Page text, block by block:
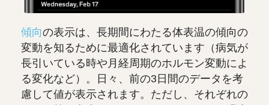
傾向の表示は、長期間にわたる体表温の傾向の
変動を知るために最適化されています（病気が
長引いている時や月経周期のホルモン変動によ
る変化など）。日々、前の3日間のデータを考
慮して値が表示されます。ただし、それぞれの